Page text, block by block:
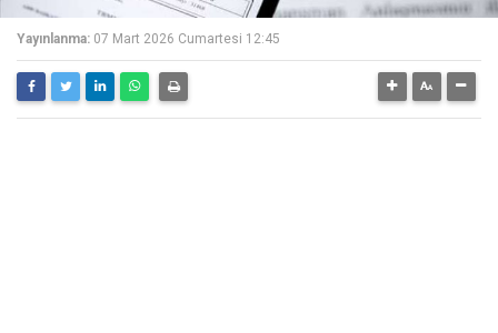
Yayınlanma: 07 Mart 2026 Cumartesi 12:45